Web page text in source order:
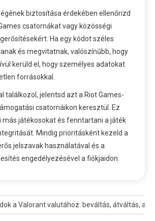
biztosítása érdekében ellenőrizd
csatornákat vagy közösségi
Ha egy kódot széles
és megvitatnak, valószínűbb, hogy
kerüld el, hogy személyes adatokat
forrásokkal.
találkozol, jelentsd azt a Riot Games-
csatornáikon keresztül. Ez
más játékosokat és fenntartani a játék
Mindig prioritásként kezeld a
jelszavak használatával és a
engedélyezésével a fiókjaidon.
a Valorant valutához: beváltás, átváltás,